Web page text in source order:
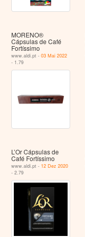
MORENO®
Cápsulas de Café
Fortíssimo
www.aldi.pt -03 Mai 2022
- 1.79
L’Or Cápsulas de
Café Fortíssimo
www.aldi.pt - 12 Dez 2020
- 2.79